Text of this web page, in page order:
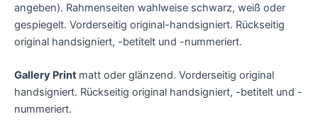
angeben). Rahmenseiten wahlweise schwarz, weiß oder
gespiegelt. Vorderseitig original-handsigniert. Rückseitig
original handsigniert, -betitelt und -nummeriert.
Gallery Print matt oder glänzend. Vorderseitig original
handsigniert. Rückseitig original handsigniert, -betitelt und -
nummeriert.